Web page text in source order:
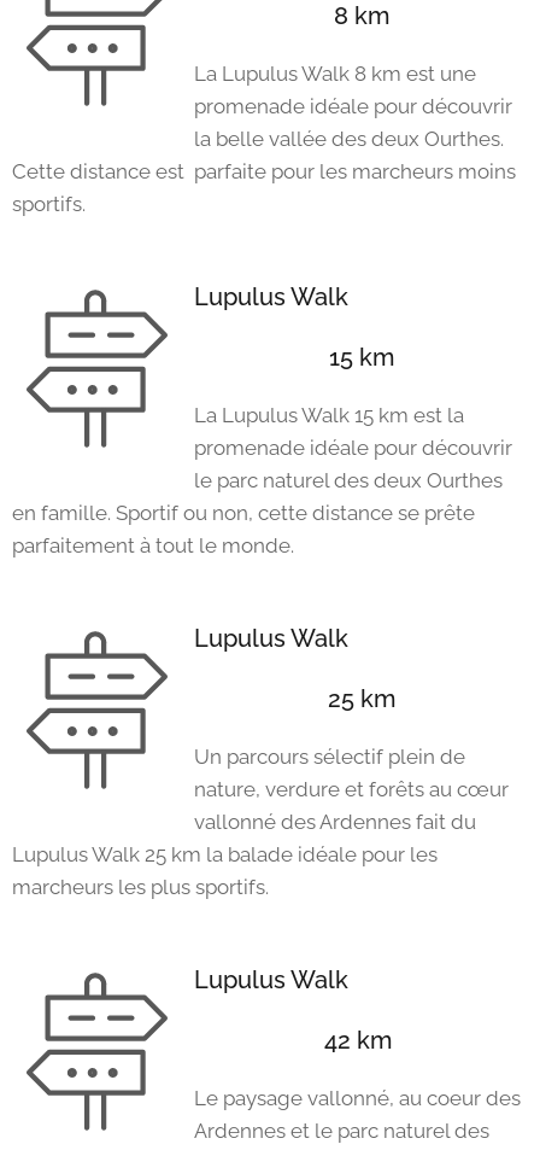
8 km
La Lupulus Walk 8 km est une
promenade idéale pour découvrir
la belle vallée des deux Ourthes.
Cette distance est parfaite pour les marcheurs moins
sportifs.
Lupulus Walk
15 km
La Lupulus Walk 15 km est la
promenade idéale pour découvrir
le parc naturel des deux Ourthes
en famille. Sportif ou non, cette distance se prête
parfaitement à tout le monde.
Lupulus Walk
25 km
Un parcours sélectif plein de
nature, verdure et forêts au cœur
vallonné des Ardennes fait du
Lupulus Walk 25 km la balade idéale pour les
marcheurs les plus sportifs.
Lupulus Walk
42 km
Le paysage vallonné, au coeur des
Ardennes et le parc naturel des